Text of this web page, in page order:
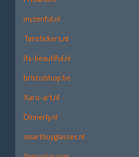
myzenful.nl
Tenstickers.nl
its-beautiful.nl
bristolshop.be
Karo-art.nl
Dinnerly.nl
smartbuyglasses.nl